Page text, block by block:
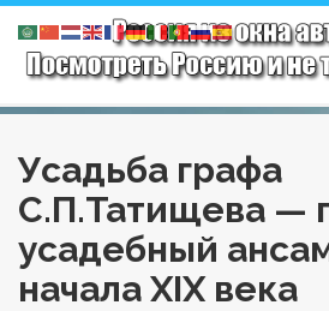
Усадьба графа
С.П.Татищева —
усадебный
начала XIX века